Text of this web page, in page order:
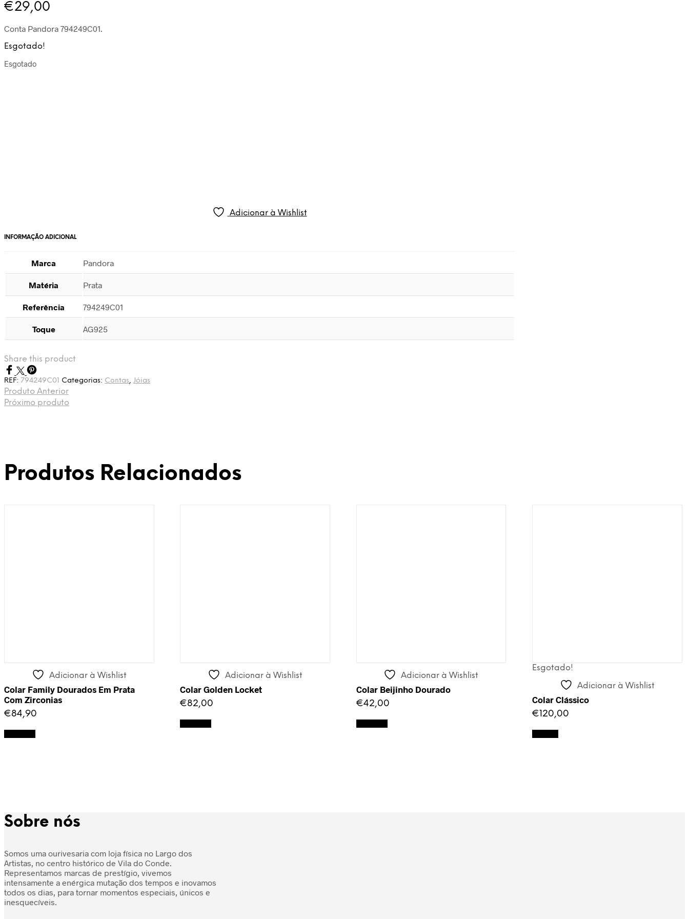
€29,00
Conta Pandora 794249C01.
Esgotado!
Esgotado
Adicionar à Wishlist
INFORMAÇÃO ADICIONAL
Marca Pandora
Matéria Prata
Referência 794249C01
Toque AG925
Share this product
REF: 794249C01 Categorias: Contas, Jóias
Produto Anterior
Próximo produto
Produtos Relacionados
Adicionar à Wishlist
Colar Family Dourados Em Prata
Com Zirconias
€84,90
Adicionar à Wishlist
Colar Golden Locket
€82,00
Adicionar à Wishlist
Colar Beijinho Dourado
€42,00
Esgotado!
Adicionar à Wishlist
Colar Clássico
€120,00
Sobre nós
Somos uma ourivesaria com loja física no Largo dos
Artistas, no centro histórico de Vila do Conde.
Representamos marcas de prestígio, vivemos
intensamente a enérgica mutação dos tempos e inovamos
todos os dias, para tornar momentos especiais, únicos e
inesquecíveis.